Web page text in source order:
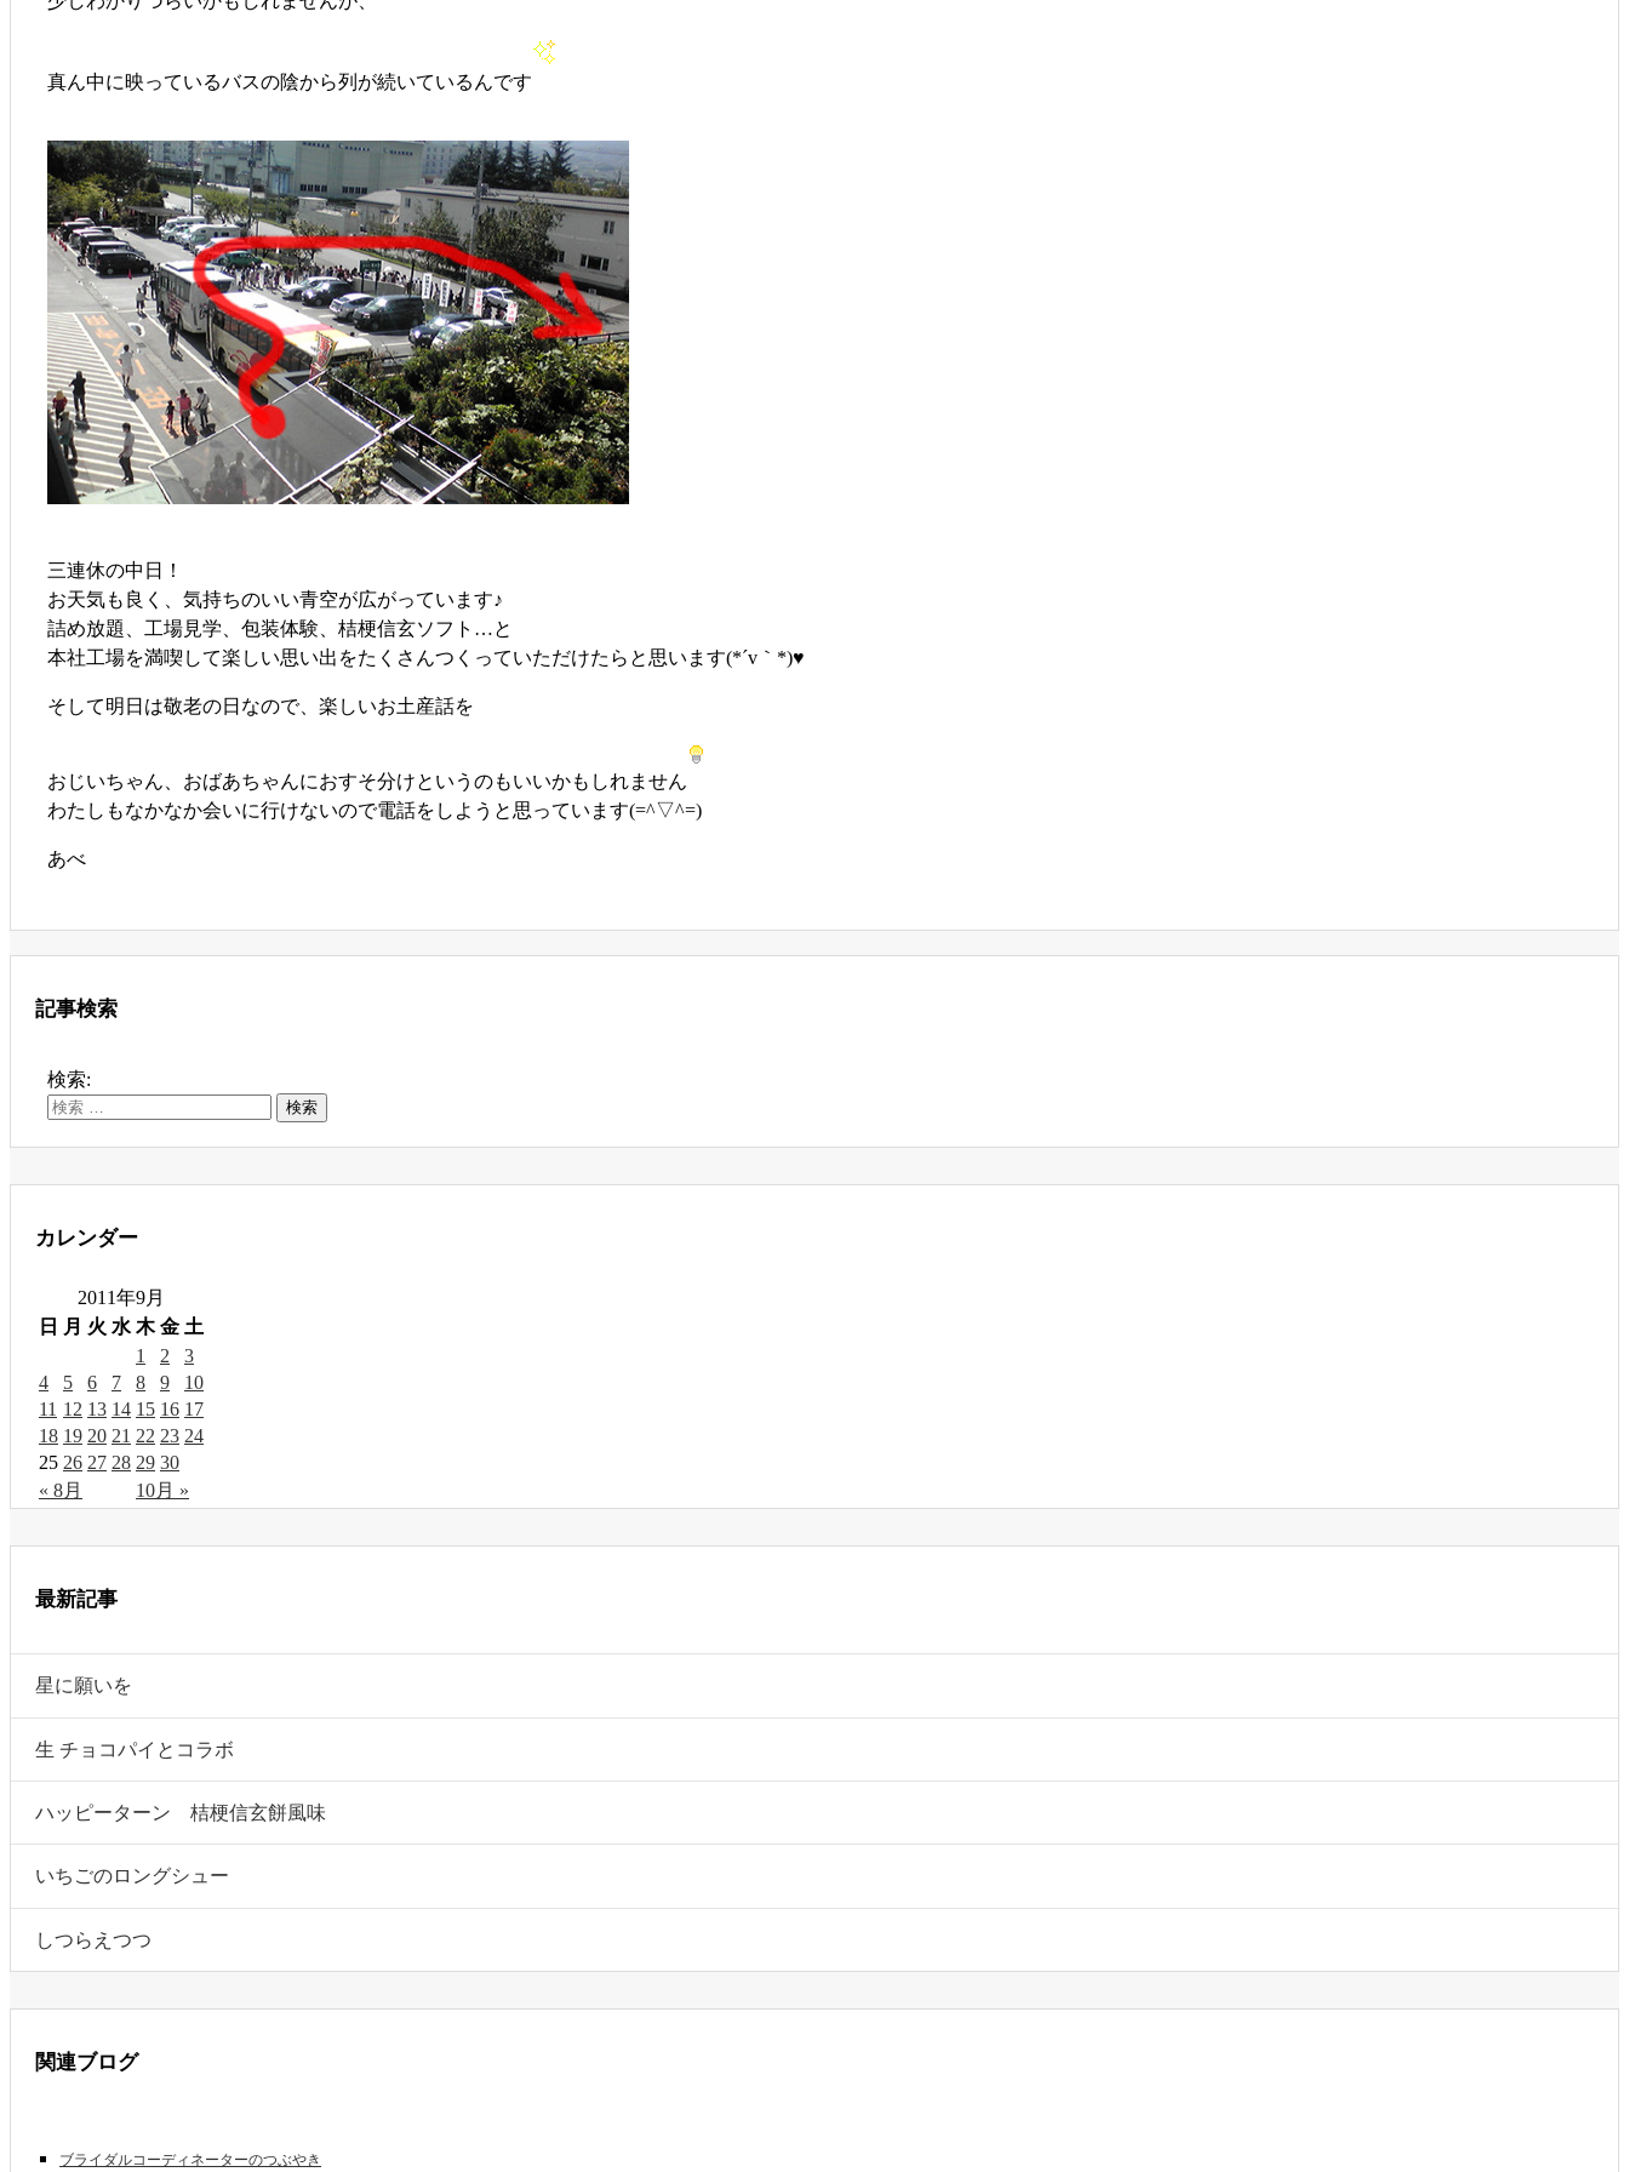
真ん中に映っているバスの陰から列が続いているんです
三連休の中日！
お天気も良く、気持ちのいい青空が広がっています♪
詰め放題、工場見学、包装体験、桔梗信玄ソフト…と
本社工場を満喫して楽しい思い出をたくさんつくっていただけたらと思います(*´v｀*)♥
そして明日は敬老の日なので、楽しいお土産話を
おじいちゃん、おばあちゃんにおすそ分けというのもいいかもしれません
わたしもなかなか会いに行けないので電話をしようと思っています(=^▽^=)
あべ
記事検索
検索:
カレンダー
2011年9月
日
月 火 水 木 金 土
« 8月 10月 »
1 2
3
4
5 6 7 8 9
10
11 12 13 14 15 16 17
18 19 20 21 22 23 24
25 26 27 28 29 30
最新記事
星に願いを
生 チョコパイとコラボ
ハッピーターン 桔梗信玄餅風味
いちごのロングシュー
しつらえつつ
関連ブログ
ブライダルコーディネーターのつぶやき